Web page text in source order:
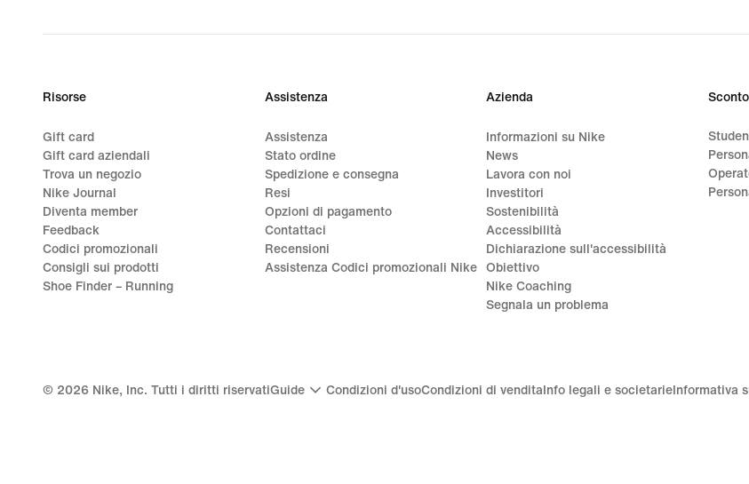
Risorse
Gift card
Gift card aziendali
Trova un negozio
Nike Journal
Diventa member
Feedback
Codici promozionali
Consigli sui prodotti
Shoe Finder – Running
Assistenza
Assistenza
Stato ordine
Spedizione e consegna
Resi
Opzioni di pagamento
Contattaci
Recensioni
Assistenza Codici promozionali Nike
Azienda
Informazioni su Nike
News
Lavora con noi
Investitori
Sostenibilità
Accessibilità
Dichiarazione sull'accessibilità
Obiettivo
Nike Coaching
Segnala un problema
© 2026 Nike, Inc. Tutti i diritti riservatiGuide Condizioni d'usoCondizioni di venditaInfo legali e societarieInformativa